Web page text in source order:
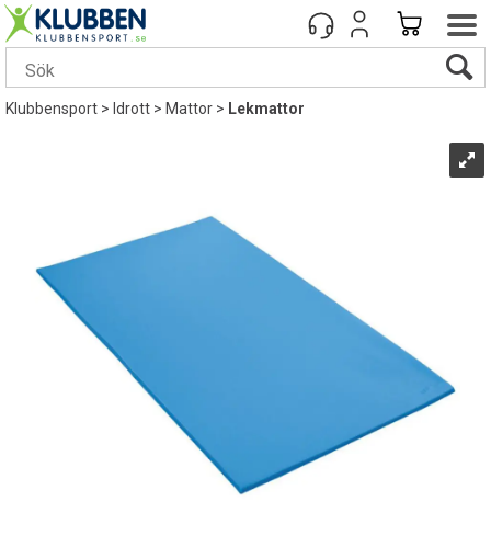
Klubbensport> Idrott>Mattor> Lekmattor